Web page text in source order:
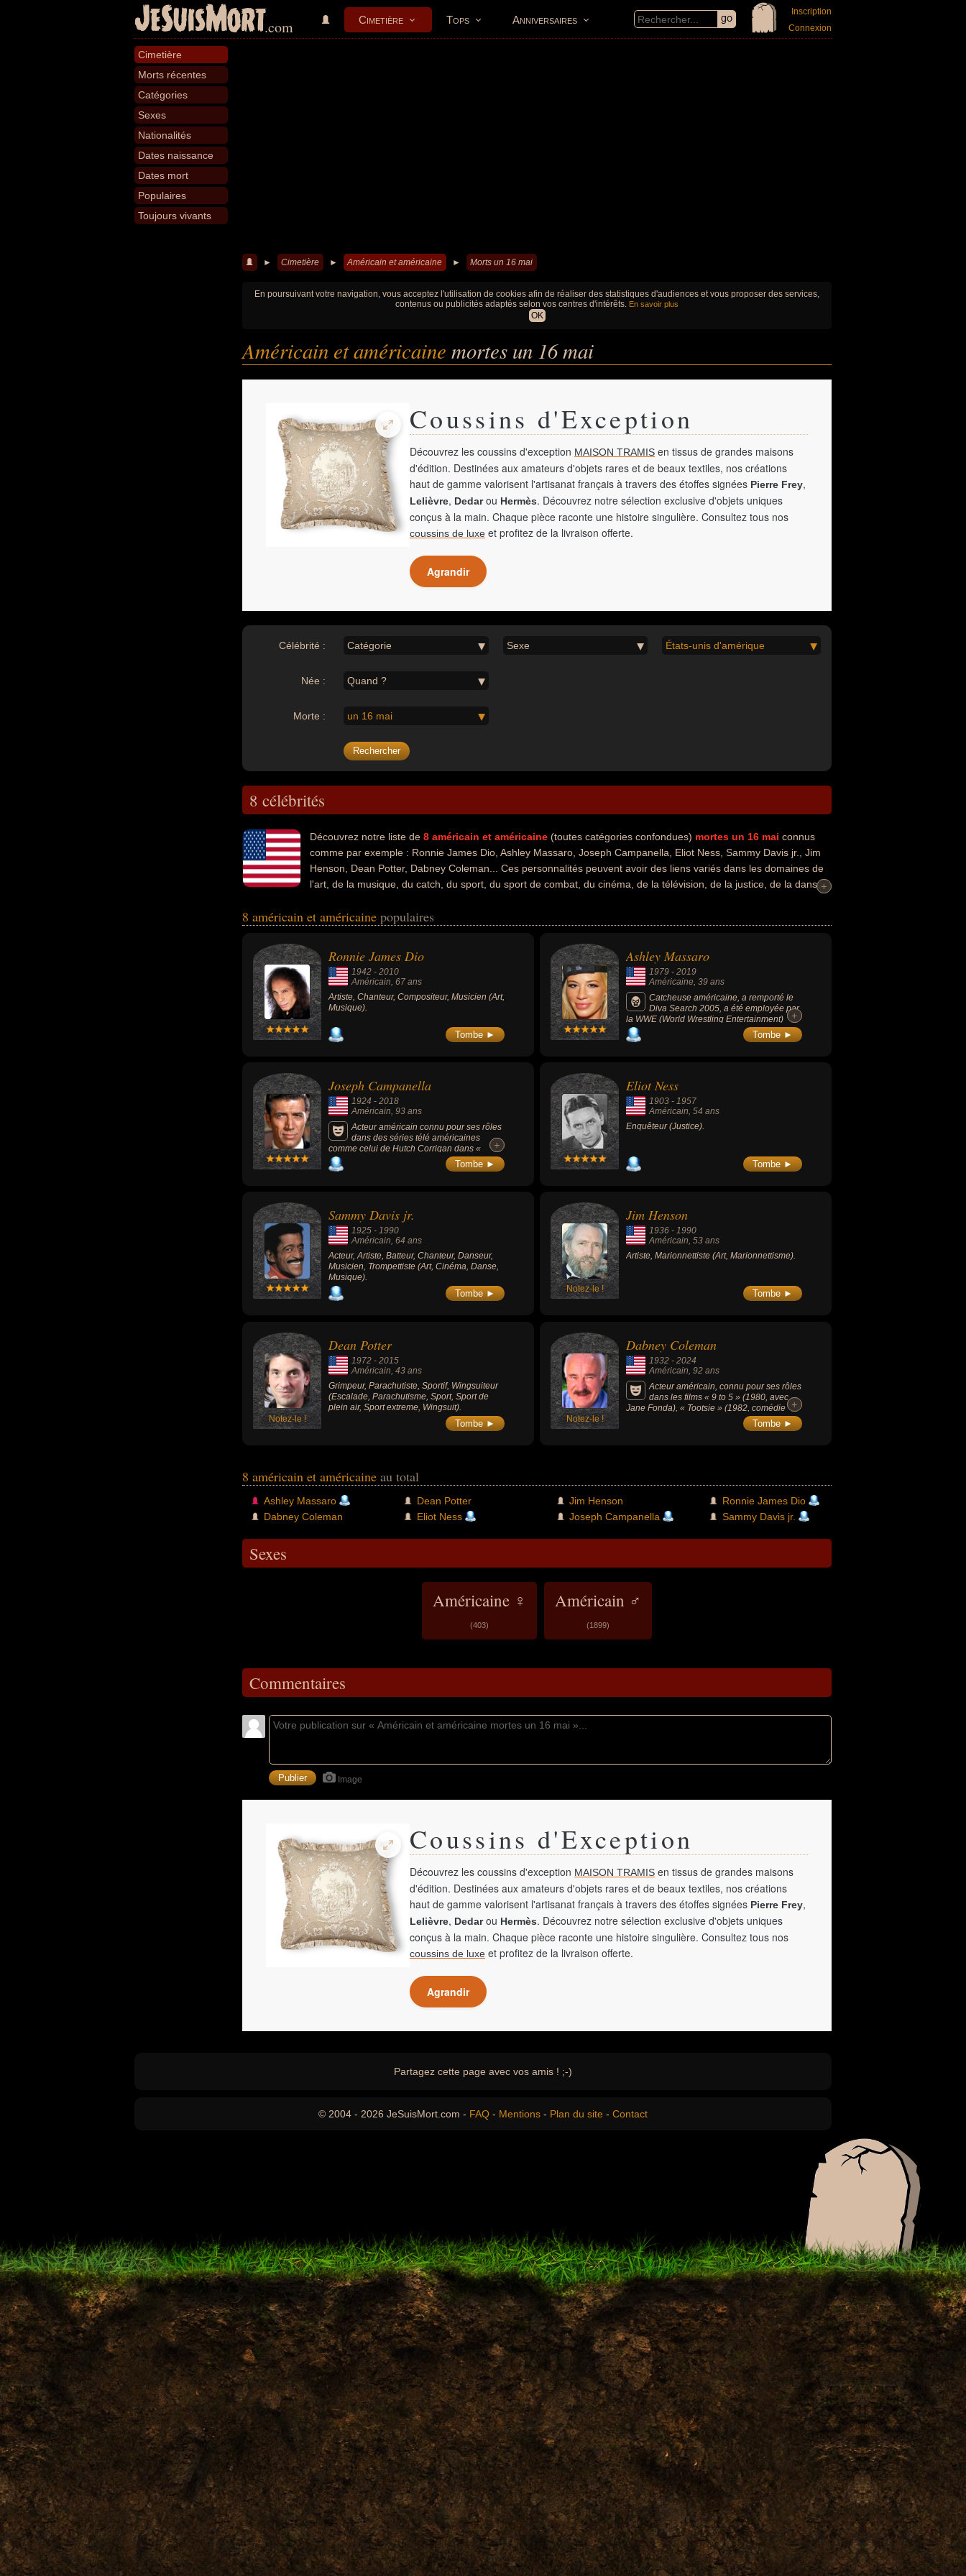
JeSuisMort.com Cimetière Tops Anniversaires
Inscription
Connexion
Cimetière
Morts récentes
Catégories
Sexes
Nationalités
Dates naissance
Dates mort
Populaires
Toujours vivants
► Cimetière ► Américain et américaine ► Morts un 16 mai
En poursuivant votre navigation, vous acceptez l'utilisation de cookies afin de réaliser des statistiques d'audiences et vous proposer des services,
contenus ou publicités adaptés selon vos centres d'intérêts. En savoir plus
OK
Américain et américaine mortes un 16 mai
Coussins d'Exception
Découvrez les coussins d'exception MAISON TRAMIS en tissus de grandes maisons
d'édition. Destinées aux amateurs d'objets rares et de beaux textiles, nos créations
haut de gamme valorisent l'artisanat français à travers des étoffes signées Pierre Frey,
Lelièvre, Dedarou Hermès. Découvrez notre sélection exclusive d'objets uniques
conçus à la main. Chaque pièce raconte une histoire singulière. Consultez tous nos
coussins de luxe et profitez de la livraison offerte.
Agrandir
Célébrité : Catégorie Sexe États-unis d'amérique
Née : Quand ?
Morte : un 16 mai
8 célébrités
Découvrez notre liste de 8 américain et américaine (toutes catégories confondues) mortes un 16 mai connus
comme par exemple : Ronnie James Dio, Ashley Massaro, Joseph Campanella, Eliot Ness, Sammy Davis jr., Jim
Henson, Dean Potter, Dabney Coleman... Ces personnalités peuvent avoir des liens variés dans les domaines de
l'art, de la musique, du catch, du sport, du sport de combat, du cinéma, de la télévision, de la justice, de la danse,
également avoir été artiste, chanteur, compositeur, musicien, catcheur, mannequin, sportif, acteur, enquêteur, batteur, danseur,
+
+
8 américain et américaine populaires
Ronnie James Dio
1942 - 2010
Américain, 67 ans
Artiste, Chanteur, Compositeur, Musicien (Art,
Musique).
Tombe ►
Ashley Massaro
1979 -2019
Américaine, 39 ans
Catcheuse américaine, a remporté le
Diva Search 2005, a été employée par
la WWE (World Wrestling Entertainment)
entre 2005 et 2008.
+
+
Tombe ►
Joseph Campanella
1924 - 2018
Américain, 93 ans
Acteur américain connu pour ses rôles
dans des séries télé américaines
comme celui de Hutch Corrigan dans «
Dynastie 2 : les Colby » (1985-1987) ou
encore « Amour, gloire et beauté » (1995-
+
+
Tombe ►
Eliot Ness
1903 -1957
Américain, 54 ans
Enquêteur (Justice).
Tombe ►
Sammy Davis jr.
1925 - 1990
Américain, 64 ans
Acteur, Artiste, Batteur, Chanteur, Danseur,
Musicien, Trompettiste (Art, Cinéma, Danse,
Musique).
Tombe ► Notez-le !
Jim Henson
1936 -1990
Américain, 53 ans
Artiste, Marionnettiste (Art, Marionnettisme).
Tombe ►
Notez-le !
Dean Potter
1972 - 2015
Américain , 43 ans
Grimpeur, Parachutiste, Sportif, Wingsuiteur
(Escalade, Parachutisme, Sport, Sport de
plein air, Sport extreme, Wingsuit).
Tombe ► Notez-le !
Dabney Coleman
1932 -2024
Américain , 92 ans
Acteur américain, connu pour ses rôles
dans les films « 9 to 5 » (1980, avec
Jane Fonda), « Tootsie » (1982, comédie
romantique, avec Dustin Hoffman) ou encore
la série « Yellowstone » (2018, avec Kevin
+
+
Tombe ►
8 américain et américaine au total
Ashley Massaro
Dabney Coleman
Dean Potter
Eliot Ness
Jim Henson
Joseph Campanella
Ronnie James Dio
Sammy Davis jr.
Sexes
Américaine ♀
(403)
Américain ♂
(1899)
Commentaires
Image
Coussins d'Exception
Découvrez les coussins d'exception MAISON TRAMIS en tissus de grandes maisons
d'édition. Destinées aux amateurs d'objets rares et de beaux textiles, nos créations
haut de gamme valorisent l'artisanat français à travers des étoffes signées Pierre Frey,
Lelièvre, Dedarou Hermès. Découvrez notre sélection exclusive d'objets uniques
conçus à la main. Chaque pièce raconte une histoire singulière. Consultez tous nos
coussins de luxe et profitez de la livraison offerte.
Agrandir
Partagez cette page avec vos amis ! ;-)
© 2004 - 2026 JeSuisMort.com - FAQ - Mentions - Plan du site - Contact